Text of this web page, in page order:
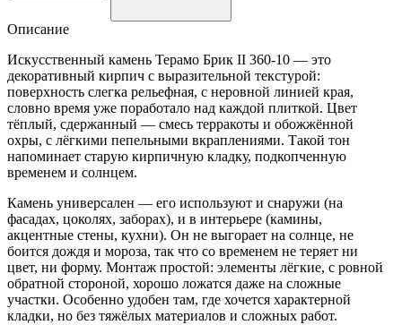
Описание
Искусственный камень Терамо Брик II 360-10 — это
декоративный кирпич с выразительной текстурой:
поверхность слегка рельефная, с неровной линией края,
словно время уже поработало над каждой плиткой. Цвет
тёплый, сдержанный — смесь терракоты и обожжённой
охры, с лёгкими пепельными вкраплениями. Такой тон
напоминает старую кирпичную кладку, подкопченную
временем и солнцем.
Камень универсален — его используют и снаружи (на
фасадах, цоколях, заборах), и в интерьере (камины,
акцентные стены, кухни). Он не выгорает на солнце, не
боится дождя и мороза, так что со временем не теряет ни
цвет, ни форму. Монтаж простой: элементы лёгкие, с ровной
обратной стороной, хорошо ложатся даже на сложные
участки. Особенно удобен там, где хочется характерной
кладки, но без тяжёлых материалов и сложных работ.